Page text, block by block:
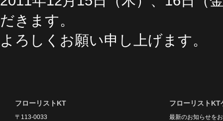
だきます。
よろしくお願い申し上げます。
フローリストKT
〒113-0033
フローリストKT
最新のお知らせを